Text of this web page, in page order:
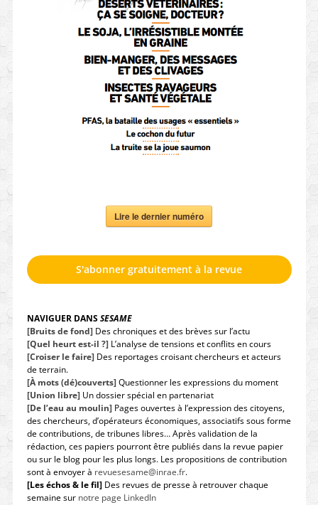
Lire le dernier numéro
S'abonner gratuitement à la revue
NAVIGUER DANSSESAME
[Bruits de fond]Des chroniques et des brèves sur l’actu
[Quel heurt est-il ?]L’analyse de tensions et conflits en cours
[Croiser le faire]Des reportages croisant chercheurs et acteurs
de terrain.
[À mots (dé)couverts]Questionner les expressions du moment
[Union libre]Un dossier spécial en partenariat
[De l’eau au moulin]Pages ouvertes à l’expression des citoyens,
des chercheurs, d’opérateurs économiques, associatifs sous forme
de contributions, de tribunes libres… Après validation de la
rédaction, ces papiers pourront être publiés dans la revue papier
ou sur le blog pour les plus longs. Les propositions de contribution
sont à envoyer à revuesesame@inrae.fr.
[Les échos & le fil]Des revues de presse à retrouver chaque
semaine sur notre page LinkedIn